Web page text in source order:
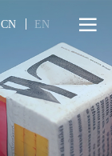
CN EN